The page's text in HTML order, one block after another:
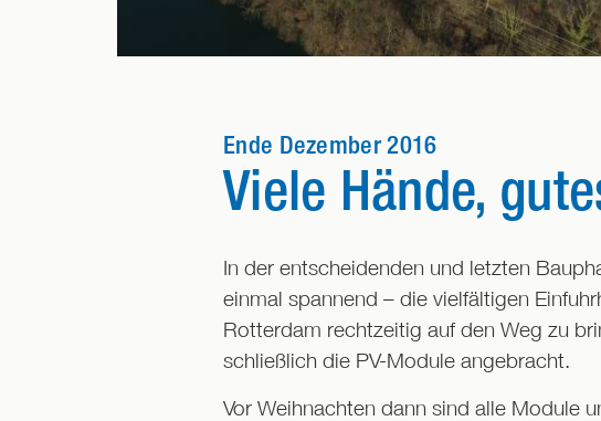
Ende Dezember 2016
Viele Hände,
In der entscheidenden und letzten
einmal spannend – die vielfältigen
Rotterdam rechtzeitig auf den Weg zu
schließlich die PV-Module angebracht.
Vor Weihnachten dann sind alle Module